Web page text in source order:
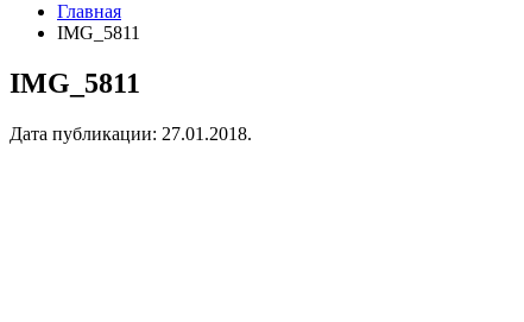
Главная
IMG_5811
IMG_5811
Дата публикации: 27.01.2018.